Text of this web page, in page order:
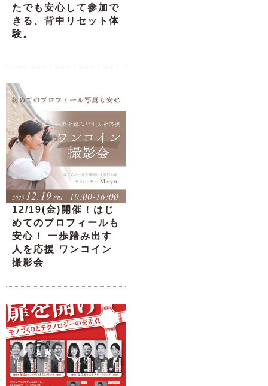
たでも安心して参加で
きる、背中リセット体
験。
12/19(金)開催！はじ
めてのプロフィールも
安心！ 一歩踏み出す
人を応援 ワンコイン
撮影会